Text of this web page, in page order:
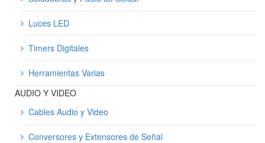
Luces LED
Timers Digitales
Herramientas Varias
AUDIO Y VIDEO
Cables Audio y Video
Conversores y Extensores de Señal